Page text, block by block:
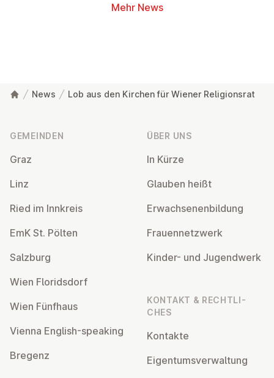
Mehr News
News Lob aus den Kirchen für Wiener Religionsrat
GEMEINDEN
Graz
Linz
Ried im Innkreis
EmK St. Pölten
Salzburg
Wien Flo­rids­dorf
Wien Fünfhaus
Vienna English-speaking
Bregenz
ÜBER UNS
In Kürze
Glauben heißt
Er­wach­se­nen­bil­dung
Frau­en­netz­werk
Kinder- und Ju­gend­werk
KONTAKT & RECHT­LI­
CHES
Kontakte
Ei­gen­tums­ver­wal­tung